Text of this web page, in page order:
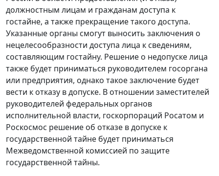
должностным лицам и гражданам доступа к
гостайне, а также прекращение такого доступа.
Указанные органы смогут выносить заключения о
нецелесообразности доступа лица к сведениям,
составляющим гостайну. Решение о недопуске лица
также будет приниматься руководителем госоргана
или предприятия, однако такое заключение будет
вести к отказу в допуске. В отношении заместителей
руководителей федеральных органов
исполнительной власти, госкорпораций Росатом и
Роскосмос решение об отказе в допуске к
государственной тайне будет приниматься
Межведомственной комиссией по защите
государственной тайны.